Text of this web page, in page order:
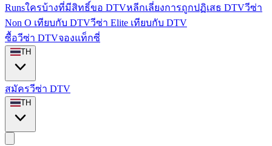
Runsใครบ้างที่มีสิทธิ์ขอ DTVหลีกเลี่ยงการถูกปฏิเสธ DTVวีซ่า
Non O เทียบกับ DTVวีซ่า Elite เทียบกับ DTV
ซื้อวีซ่า DTVจองแท็กซี่
TH
สมัครวีซ่า DTV
TH